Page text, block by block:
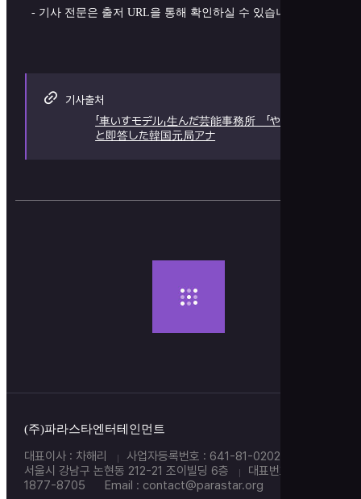
- 기사 전문은 출저 URL을 통해 확인하실 수 있습니다. -
기사출처
「車いすモデル」生んだ芸能事務所 「やる」
と即答した韓国元局アナ
(주)파라스타엔터테인먼트
대표이사 : 차해리 사업자등록번호 : 641-81-02021
서울시 강남구 논현동 212-21 조이빌딩 6층
대표번호 : 02-
1877-8705
Email : contact@parastar.org